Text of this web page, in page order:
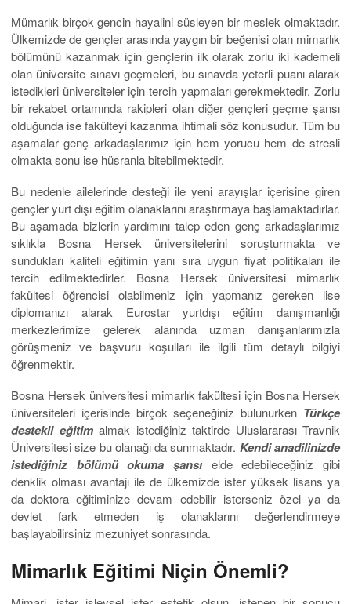
Mümarlık birçok gencin hayalini süsleyen bir meslek olmaktadır.
Ülkemizde de gençler arasında yaygın bir beğenisi olan mimarlık
bölümünü kazanmak için gençlerin ilk olarak zorlu iki kademeli
olan üniversite sınavı geçmeleri, bu sınavda yeterli puanı alarak
istedikleri üniversiteler için tercih yapmaları gerekmektedir. Zorlu
bir rekabet ortamında rakipleri olan diğer gençleri geçme şansı
olduğunda ise fakülteyi kazanma ihtimali söz konusudur. Tüm bu
aşamalar genç arkadaşlarımız için hem yorucu hem de stresli
olmakta sonu ise hüsranla bitebilmektedir.
Bu nedenle ailelerinde desteği ile yeni arayışlar içerisine giren
gençler yurt dışı eğitim olanaklarını araştırmaya başlamaktadırlar.
Bu aşamada bizlerin yardımını talep eden genç arkadaşlarımız
sıklıkla Bosna Hersek üniversitelerini soruşturmakta ve
sundukları kaliteli eğitimin yanı sıra uygun fiyat politikaları ile
tercih edilmektedirler. Bosna Hersek üniversitesi mimarlık
fakültesi öğrencisi olabilmeniz için yapmanız gereken lise
diplomanızı alarak Eurostar yurtdışı eğitim danışmanlığı
merkezlerimize gelerek alanında uzman danışanlarımızla
görüşmeniz ve başvuru koşulları ile ilgili tüm detaylı bilgiyi
öğrenmektir.
Bosna Hersek üniversitesi mimarlık fakültesi için Bosna Hersek
üniversiteleri içerisinde birçok seçeneğiniz bulunurken Türkçe
destekli eğitimalmak istediğiniz taktirde Uluslararası Travnik
Üniversitesi size bu olanağı da sunmaktadır. Kendi anadilinizde
istediğiniz bölümü okuma şansı elde edebileceğiniz gibi
denklik olması avantajı ile de ülkemizde ister yüksek lisans ya
da doktora eğitiminize devam edebilir isterseniz özel ya da
devlet fark etmeden iş olanaklarını değerlendirmeye
başlayabilirsiniz mezuniyet sonrasında.
Mimarlık Eğitimi Niçin Önemli?